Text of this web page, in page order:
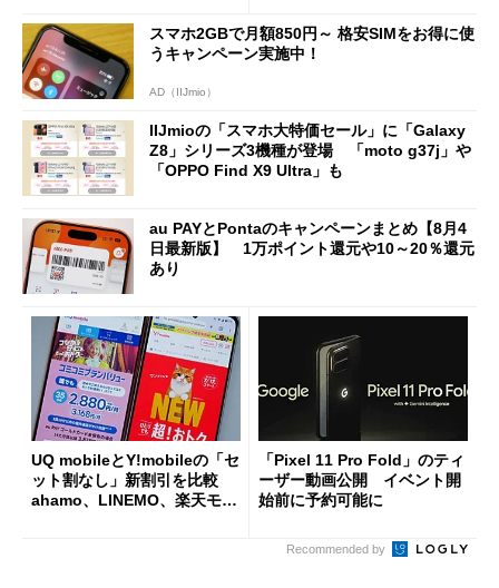
スマホ2GBで月額850円～ 格安SIMをお得に使
うキャンペーン実施中！
AD（IIJmio）
IIJmioの「スマホ大特価セール」に「Galaxy
Z8」シリーズ3機種が登場 「moto g37j」や
「OPPO Find X9 Ultra」も
au PAYとPontaのキャンペーンまとめ【8月4
日最新版】 1万ポイント還元や10～20％還元
あり
UQ mobileとY!mobileの「セ
ット割なし」新割引を比較
ahamo、LINEMO、楽天モバ
「Pixel 11 Pro Fold」のティ
ーザー動画公開 イベント開
始前に予約可能に
Recommended by